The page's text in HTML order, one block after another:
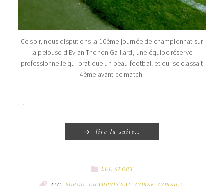
Ce soir, nous disputions la 10ème journée de championnat sur
la pelouse d’Evian Thonon Gaillard, une équipe réserve
professionnelle qui pratique un beau football et qui se classait
4ème avant ce match.
…
lire la suite…
LUI, SPORT
TAG: BORGO, CHAMPIONNAT, CORSE, CORSICA,